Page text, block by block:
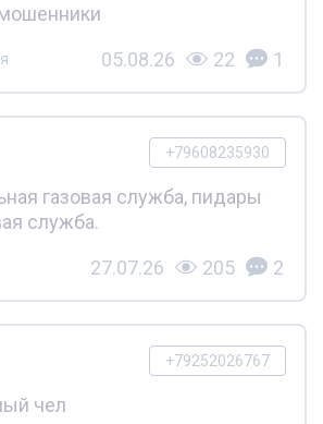
05.08.26 22 1
+79608235930
газовая служба, пидары
служба.
27.07.26 205 2
+79252026767
чел